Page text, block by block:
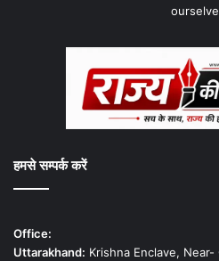
हमसे सम्पर्क करें
Office:
Uttarakhand: Krishna Enclave,